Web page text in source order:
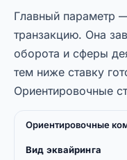
Главный параметр
транзакцию. Она
оборота и сферы
тем ниже ставку
Ориентировочные
Ориентировочные
Вид эквайринга